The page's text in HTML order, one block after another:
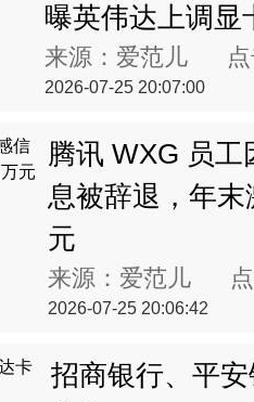
曝英伟达上调显
来源：爱范儿 点
2026-07-25 20:07:00
腾讯 WXG 员
息被辞退，年
元
来源：爱范儿 点
2026-07-25 20:06:42
招商银行、平